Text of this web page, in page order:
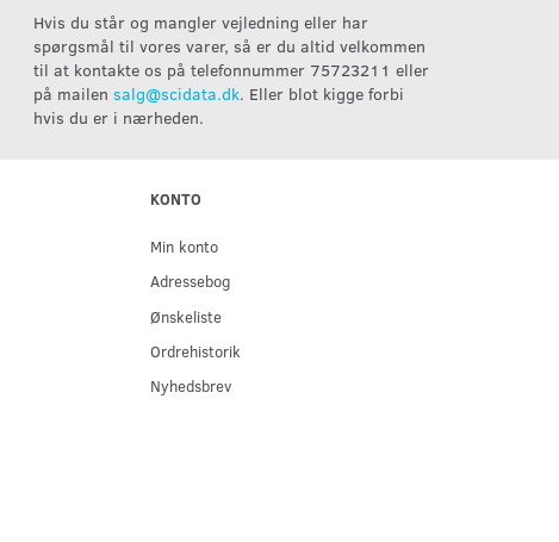
Hvis du står og mangler vejledning eller har
spørgsmål til vores varer, så er du altid velkommen
til at kontakte os på telefonnummer 75723211 eller
på mailen salg@scidata.dk. Eller blot kigge forbi
hvis du er i nærheden.
KONTO
Min konto
Adressebog
Ønskeliste
Ordrehistorik
Nyhedsbrev